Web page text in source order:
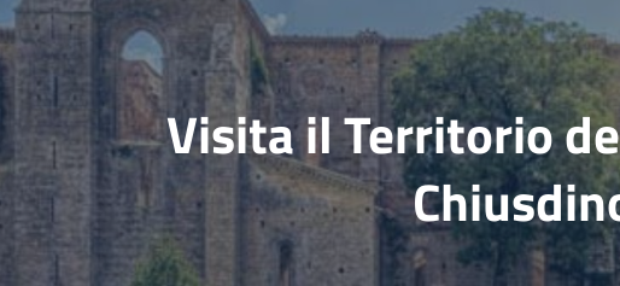
Visita il Territorio